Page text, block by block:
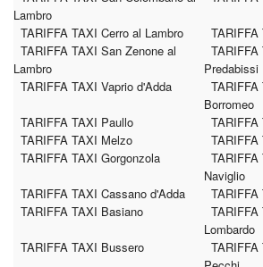
Lambro
TARIFFA TAXI Cerro al Lambro
TARIFFA
TARIFFA TAXI San Zenone al
Lambro
Predabissi
TARIFFA TAXI Vaprio d'Adda
Borromeo
TARIFFA TAXI Paullo
TARIFFA
TARIFFA TAXI Melzo
TARIFFA TAXI Gorgonzola
TARIFFA
Naviglio
TARIFFA TAXI Cassano d'Adda
TARIFFA
TARIFFA TAXI Basiano
Lombardo
TARIFFA TAXI Bussero